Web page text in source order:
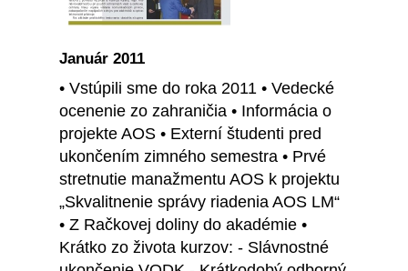
Január 2011
• Vstúpili sme do roka 2011 • Vedecké
ocenenie zo zahraničia • Informácia o
projekte AOS • Externí študenti pred
ukončením zimného semestra • Prvé
stretnutie manažmentu AOS k projektu
„Skvalitnenie správy riadenia AOS LM“
• Z Račkovej doliny do akadémie •
Krátko zo života kurzov: - Slávnostné